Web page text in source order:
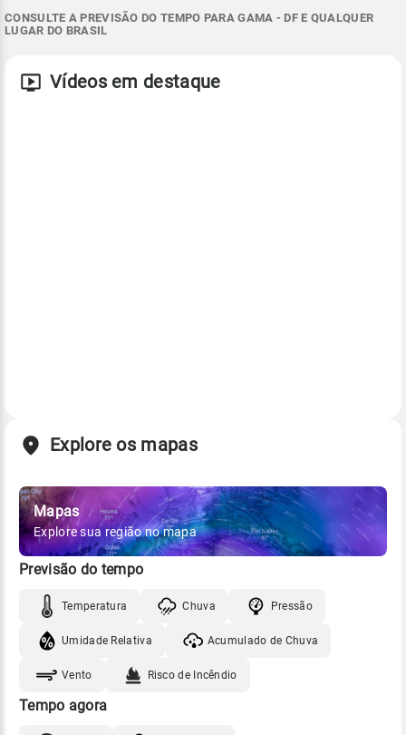
CONSULTE A PREVISÃO DO TEMPO PARA GAMA - DF E QUALQUER
LUGAR DO BRASIL
Vídeos em destaque
Explore os mapas
Mapas
Explore sua região no mapa
Previsão do tempo
Temperatura Chuva Pressão
Umidade Relativa Acumulado de Chuva
Vento Risco de Incêndio
Tempo agora